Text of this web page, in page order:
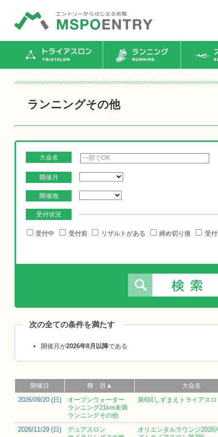
トライアスロン ランニング ス
ランニングその他
大会名
開催月
開催地
受付状況
受付中 受付前 リザルトがある 締め切り後 受
次の全ての条件を満たす
開催月が2026年8月以降である
開催日 種 目▲
大会名
2026/09/20 (日 )
オープンウォーター
ランニング21km未満
ランニングその他
第6回しずまえトライアス
2026/11/29 (日 )
デュアスロン
オリエンタルラウンジ2026